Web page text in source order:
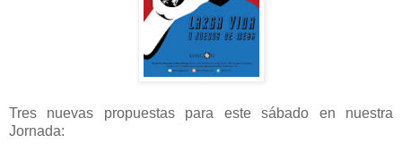
Tres nuevas propuestas para este sábado en nuestra
Jornada: